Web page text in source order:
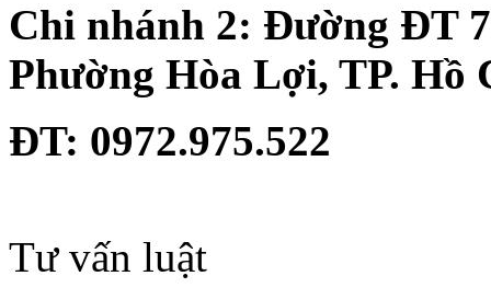
Chi nhánh 2: Đường ĐT
Phường Hòa Lợi, TP. Hồ
ĐT: 0972.975.522
Tư vấn luật